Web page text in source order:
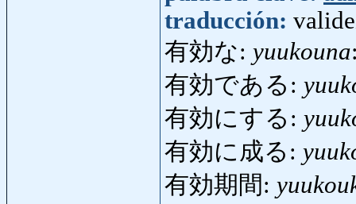
traducción:
有効な: yuukouna
有効である:
有効にする:
有効に成る:
有効期間: